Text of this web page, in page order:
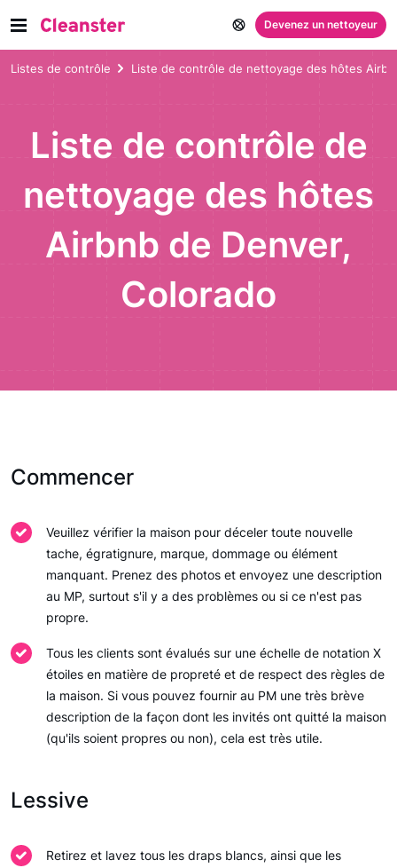
Devenez un nettoyeur
Listes de contrôle Liste de contrôle de nettoyage des hôtes
Liste de contrôle de
nettoyage des hôtes
Airbnb de Denver,
Colorado
Commencer
Veuillez vérifier la maison pour déceler toute nouvelle
tache, égratignure, marque, dommage ou élément
manquant. Prenez des photos et envoyez une description
au MP, surtout s'il y a des problèmes ou si ce n'est pas
propre.
Tous les clients sont évalués sur une échelle de notation X
étoiles en matière de propreté et de respect des règles de
la maison. Si vous pouvez fournir au PM une très brève
description de la façon dont les invités ont quitté la maison
(qu'ils soient propres ou non), cela est très utile.
Lessive
Retirez et lavez tous les draps blancs, ainsi que les